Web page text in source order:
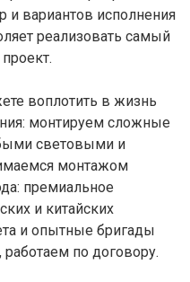
и вариантов исполнения
реализовать самый
воплотить в жизнь
монтируем сложные
световыми и
монтажом
премиальное
и китайских
и опытные бригады
по договору.